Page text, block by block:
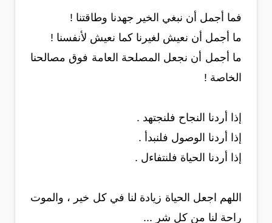
فما أجمل أن نبغي الخير جهدنا وطاقتنا !
ما أجمل أن نعيش لغيرنا كما نعيش لأنفسنا !
ما أجمل أن نجعل المصلحة العامة فوق مصالحنا
الخاصة !
إذا أردنا النجاح فلنجتهد .
إذا أردنا الوصول فلنبدأ .
إذا أردنا الحياة فلنتفاءل .
اللهم اجعل الحياة زيادة لنا في كل خير ، والموت
راحة لنا من كل شر ...